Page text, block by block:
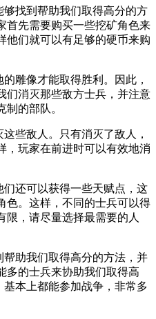
找到帮助我们取得高分的方
首先需要购买一些挖矿角色来
他们就可以有足够的硬币来购
雕像才能取得胜利。因此，
们消灭那些敌方士兵，并注意
的部队。
些敌人。只有消灭了敌人，
，玩家在前进时可以有效地消
还可以获得一些天赋点，这
色。这样，不同的士兵可以得
限，请尽量选择最需要的人
助我们取得高分的方法，并
多的士兵来协助我们取得高
本上都能参加战争，非常多